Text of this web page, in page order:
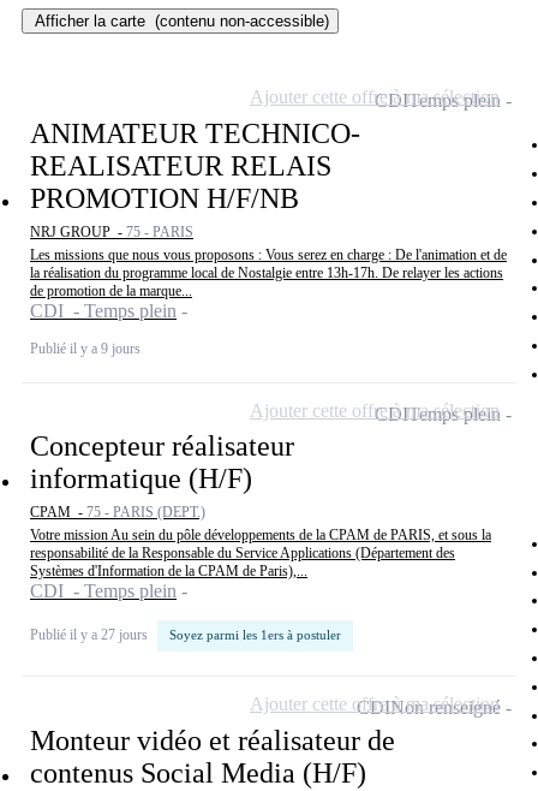
Afficher la carte (contenu non-accessible)
ANIMATEUR TECHNICO-
REALISATEUR RELAIS
PROMOTION H/F/NB
NRJ GROUP - 75 - PARIS
Les missions que nous vous proposons : Vous serez en charge : De l'animation et de
la réalisation du programme local de Nostalgie entre 13h-17h. De relayer les actions
de promotion de la marque...
CDI - Temps plein
Publié il y a 9 jours
CDITemps plein
Ajouter cette offre à ma sélection
Concepteur réalisateur
informatique (H/F)
CPAM - 75 - PARIS (DEPT.)
Votre mission Au sein du pôle développements de la CPAM de PARIS, et sous la
responsabilité de la Responsable du Service Applications (Département des
Systèmes d'Information de la CPAM de Paris),...
CDI - Temps plein
Publié il y a 27 jours Soyez parmi les 1ers à postuler
CDITemps plein
Ajouter cette offre à ma sélection
Monteur vidéo et réalisateur de
contenus Social Media (H/F)
CDINon renseigné
Ajouter cette offre à ma sélection